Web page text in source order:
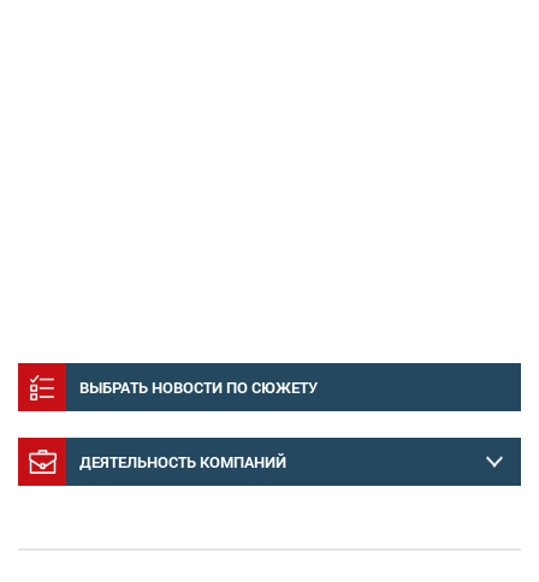
ВЫБРАТЬ НОВОСТИ ПО СЮЖЕТУ
ДЕЯТЕЛЬНОСТЬ КОМПАНИЙ